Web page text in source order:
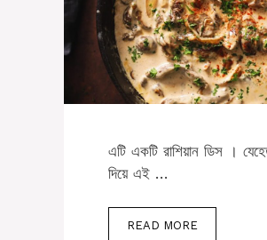
এটি একটি রাশিয়ান ডিস ।
দিয়ে এই …
READ MORE